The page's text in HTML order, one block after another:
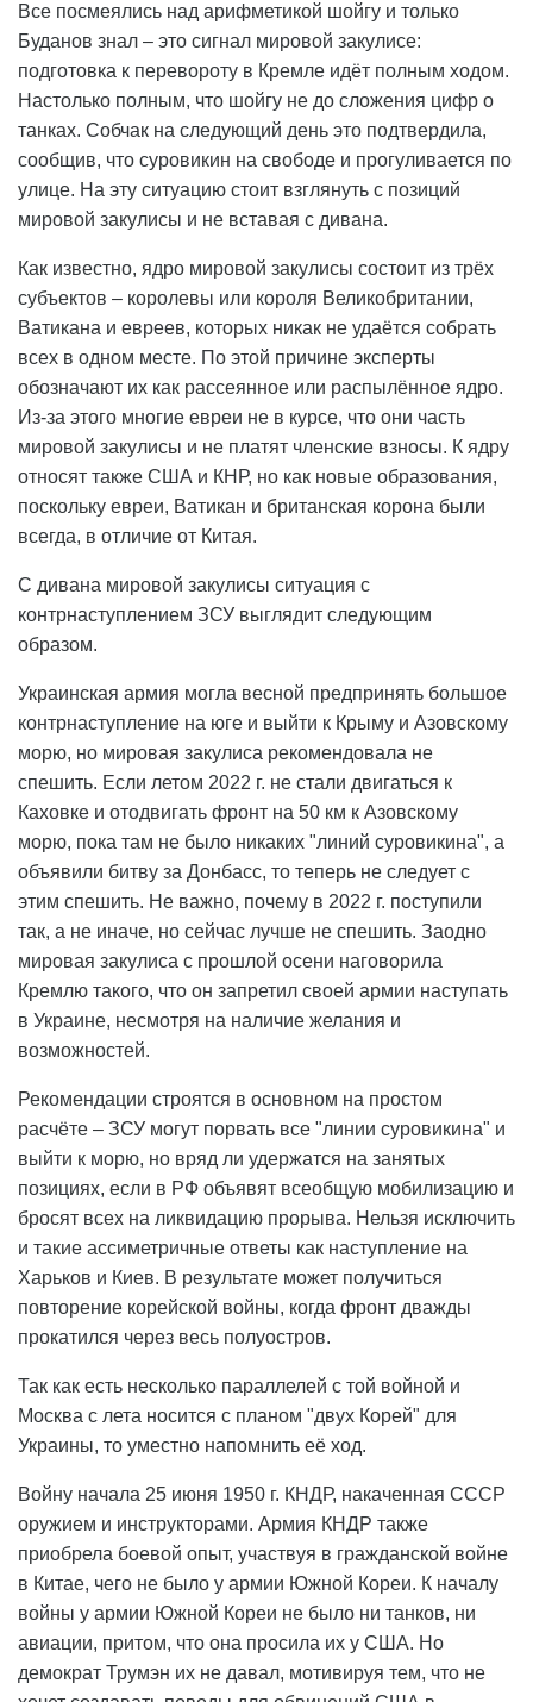
Все посмеялись над арифметикой шойгу и только
Буданов знал – это сигнал мировой закулисе:
подготовка к перевороту в Кремле идёт полным ходом.
Настолько полным, что шойгу не до сложения цифр о
танках. Собчак на следующий день это подтвердила,
сообщив, что суровикин на свободе и прогуливается по
улице. На эту ситуацию стоит взглянуть с позиций
мировой закулисы и не вставая с дивана.
Как известно, ядро мировой закулисы состоит из трёх
субъектов – королевы или короля Великобритании,
Ватикана и евреев, которых никак не удаётся собрать
всех в одном месте. По этой причине эксперты
обозначают их как рассеянное или распылённое ядро.
Из-за этого многие евреи не в курсе, что они часть
мировой закулисы и не платят членские взносы. К ядру
относят также США и КНР, но как новые образования,
поскольку евреи, Ватикан и британская корона были
всегда, в отличие от Китая.
С дивана мировой закулисы ситуация с
контрнаступлением ЗСУ выглядит следующим
образом.
Украинская армия могла весной предпринять большое
контрнаступление на юге и выйти к Крыму и Азовскому
морю, но мировая закулиса рекомендовала не
спешить. Если летом 2022 г. не стали двигаться к
Каховке и отодвигать фронт на 50 км к Азовскому
морю, пока там не было никаких "линий суровикина", а
объявили битву за Донбасс, то теперь не следует с
этим спешить. Не важно, почему в 2022 г. поступили
так, а не иначе, но сейчас лучше не спешить. Заодно
мировая закулиса с прошлой осени наговорила
Кремлю такого, что он запретил своей армии наступать
в Украине, несмотря на наличие желания и
возможностей.
Рекомендации строятся в основном на простом
расчёте – ЗСУ могут порвать все "линии суровикина" и
выйти к морю, но вряд ли удержатся на занятых
позициях, если в РФ объявят всеобщую мобилизацию и
бросят всех на ликвидацию прорыва. Нельзя исключить
и такие ассиметричные ответы как наступление на
Харьков и Киев. В результате может получиться
повторение корейской войны, когда фронт дважды
прокатился через весь полуостров.
Так как есть несколько параллелей с той войной и
Москва с лета носится с планом "двух Корей" для
Украины, то уместно напомнить её ход.
Войну начала 25 июня 1950 г. КНДР, накаченная СССР
оружием и инструкторами. Армия КНДР также
приобрела боевой опыт, участвуя в гражданской войне
в Китае, чего не было у армии Южной Кореи. К началу
войны у армии Южной Кореи не было ни танков, ни
авиации, притом, что она просила их у США. Но
демократ Трумэн их не давал, мотивируя тем, что не